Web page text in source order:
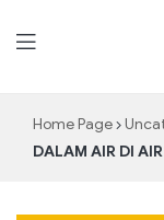
Home Page
DALAM AIR DI